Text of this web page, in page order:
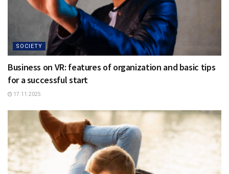
SOCIETY
Business on VR: features of organization and basic tips
for a successful start
17.11.2025